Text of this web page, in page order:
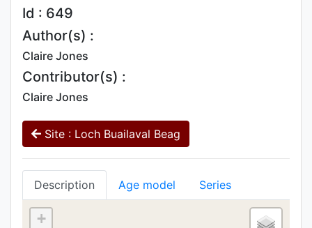
Id : 649
Author(s) :
Claire Jones
Contributor(s) :
Claire Jones
Site : Loch Buailaval Beag
Description Age model Series
+